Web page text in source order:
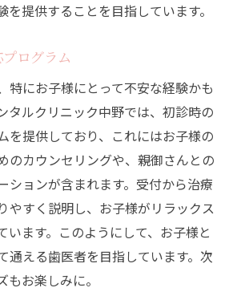
を提供することを目指しています。
ログラム
特にお子様にとって不安な経験かも
タルクリニック中野では、初診時の
を提供しており、これにはお子様の
のカウンセリングや、親御さんとの
ションが含まれます。受付から治療
やすく説明し、お子様がリラックス
います。このようにして、お子様と
通える歯医者を目指しています。次
お楽しみに。